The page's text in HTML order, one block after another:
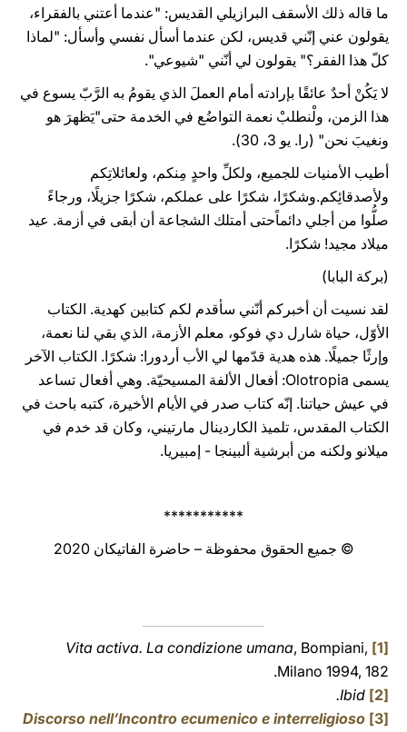
ما قاله ذلك الأسقف البرازيلي القديس: "عندما أعتني بالفقراء،
يقولون عني إنّني قديس، لكن عندما أسأل نفسي وأسأل: "لماذا
كلّ هذا الفقر؟" يقولون لي أنّني "شيوعي".
لا يَكُنْ أحدٌ عائقًا بإرادته أمام العملَ الذي يقومُ به الرَّبّ يسوع في
هذا الزمن، ولْنطلبْ نعمة التواضُع في الخدمة حتى"يَظهرَ هو
ونغيبَ نحن" (را. يو 3، 30).
أطيب الأمنيات للجميع، ولكلِّ واحدٍ مِنكم، ولعائلاتِكم
ولأصدقائِكم.وشكرًا، شكرًا على عملكم، شكرًا جزيلًا، ورجاءً
صلُّوا من أجلي دائماًحتى أمتلك الشجاعة أن أبقى في أزمة. عيد
ميلاد مجيد! شكرًا.
(بركة البابا)
لقد نسيت أن أخبركم أنّني سأقدم لكم كتابين كهدية. الكتاب
الأوّل، حياة شارل دي فوكو، معلم الأزمة، الذي بقي لنا نعمة،
وإرثًا جميلًا. هذه هدية قدّمها لي الأب أردورا: شكرًا. الكتاب الآخر
يسمى Olotropia: أفعال الألفة المسيحيّة. وهي أفعال تساعد
في عيش حياتنا. إنّه كتاب صدر في الأيام الأخيرة، كتبه باحث في
الكتاب المقدس، تلميذ الكاردينال مارتيني، وكان قد خدم في
ميلانو ولكنه من أبرشية ألبينجا - إمبيريا.
***********
© جميع الحقوق محفوظة – حاضرة الفاتيكان 2020
[1]
Vita activa. La condizione umana, Bompiani,
Milano 1994, 182.
[2]
Ibid.
[3]
Discorso nell’Incontro ecumenico e interreligioso